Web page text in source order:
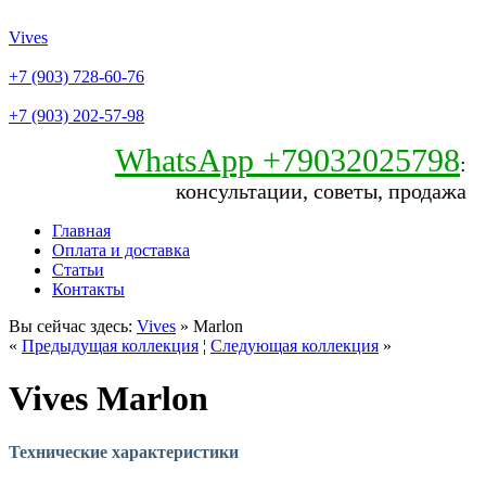
Vives
+7 (903) 728-60-76
+7 (903) 202-57-98
WhatsApp +79032025798:
консультации, советы, продажа
Главная
Оплата и доставка
Статьи
Контакты
Вы сейчас здесь: Vives » Marlon
« Предыдущая коллекция ¦ Следующая коллекция »
Vives Marlon
Технические характеристики